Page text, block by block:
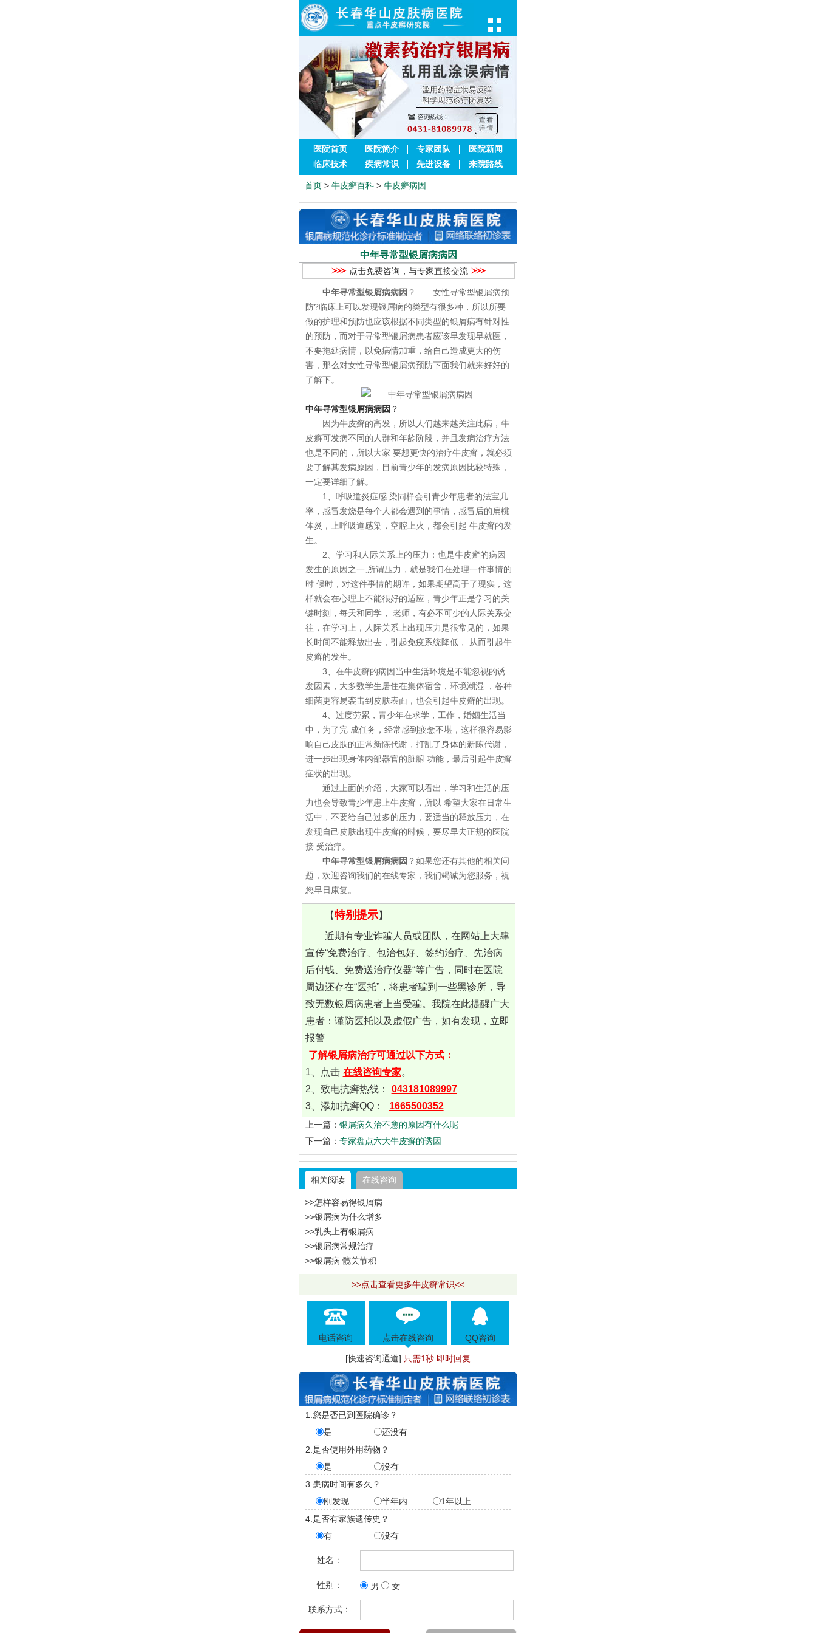
医院首页 医院简介 专家团队
医院新闻
临床技术
疾病常识 先进设备 来院路线
首页 > 牛皮癣百科 > 牛皮癣病因
中年寻常型银屑病病因
点击免费咨询，与专家直接交流
中年寻常型银屑病病因 ？ 女性寻常型银屑病预
防?临床上可以发现银屑病的类型有很多种，所以所要
做的护理和预防也应该根据不同类型的银屑病有针对性
的预防，而对于寻常型银屑病患者应该早发现早就医，
不要拖延病情，以免病情加重，给自己造成更大的伤
害，那么对女性寻常型银屑病预防下面我们就来好好的
了解下。
中年寻常型银屑病病因 ？
因为牛皮癣的高发，所以人们越来越关注此病，牛
皮癣可发病不同的人群和年龄阶段，并且发病治疗方法
也是不同的，所以大家 要想更快的治疗牛皮癣，就必须
要了解其发病原因，目前青少年的发病原因比较特殊，
一定要详细了解。
1、呼吸道炎症感 染同样会引青少年患者的法宝几
率，感冒发烧是每个人都会遇到的事情，感冒后的扁桃
体炎，上呼吸道感染，空腔上火，都会引起 牛皮癣的发
生。
2、学习和人际关系上的压力：也是牛皮癣的病因
发生的原因之一,所谓压力，就是我们在处理一件事情的
时 候时，对这件事情的期许，如果期望高于了现实，这
样就会在心理上不能很好的适应，青少年正是学习的关
键时刻，每天和同学， 老师，有必不可少的人际关系交
往，在学习上，人际关系上出现压力是很常见的，如果
长时间不能释放出去，引起免疫系统降低， 从而引起牛
皮癣的发生。
3、在牛皮癣的病因当中生活环境是不能忽视的诱
发因素，大多数学生居住在集体宿舍，环境潮湿 ，各种
细菌更容易袭击到皮肤表面，也会引起牛皮癣的出现。
4、过度劳累，青少年在求学，工作，婚姻生活当
中，为了完 成任务，经常感到疲惫不堪，这样很容易影
响自己皮肤的正常新陈代谢，打乱了身体的新陈代谢，
进一步出现身体内部器官的脏腑 功能，最后引起牛皮癣
症状的出现。
通过上面的介绍，大家可以看出，学习和生活的压
力也会导致青少年患上牛皮癣，所以 希望大家在日常生
活中，不要给自己过多的压力，要适当的释放压力，在
发现自己皮肤出现牛皮癣的时候，要尽早去正规的医院
接 受治疗。
中年寻常型银屑病病因 ？如果您还有其他的相关问
题，欢迎咨询我们的在线专家，我们竭诚为您服务，祝
您早日康复。
【特别提示】
近期有专业诈骗人员或团队，在网站上大肆
宣传“免费治疗、包治包好、签约治疗、先治病
后付钱、免费送治疗仪器“等广告，同时在医院
周边还存在“医托”，将患者骗到一些黑诊所，导
致无数银屑病患者上当受骗。我院在此提醒广大
患者：谨防医托以及虚假广告，如有发现，立即
报警
了解银屑病治疗可通过以下方式：
1、点击 在线咨询专家。
2、致电抗癣热线：
043181089997
3、添加抗癣QQ：
1665500352
上一篇： 银屑病久治不愈的原因有什么呢
下一篇： 专家盘点六大牛皮癣的诱因
相关阅读 在线咨询
>>怎样容易得银屑病
>>银屑病为什么增多
>>乳头上有银屑病
>>银屑病常规治疗
>>银屑病 髋关节积
>>点击查看更多牛皮癣常识<<
电话咨询 点击在线咨询 QQ咨询
[快速咨询通道] 只需1秒 即时回复
1.您是否已到医院确诊？
是
还没有
2.是否使用外用药物？
是
没有
3.患病时间有多久？
刚发现
半年内
1年以上
4.是否有家族遗传史？
有
没有
姓名：
性别： 男 女
联系方式：